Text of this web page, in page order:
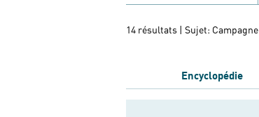
14 résultats | Sujet: Campagne
Encyclopédie